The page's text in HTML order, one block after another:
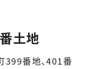
土地
399番地、401番